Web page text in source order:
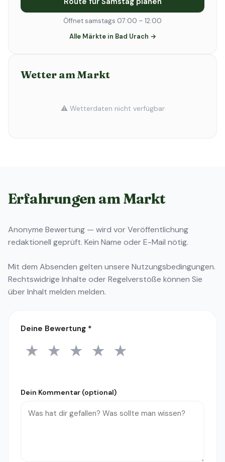
Öffnet samstags 07:00 – 12:00
Alle Märkte in Bad Urach →
Wetter am Markt
⚠️ Wetterdaten nicht verfügbar
Erfahrungen am Markt
Anonyme Bewertung — wird vor Veröffentlichung
redaktionell geprüft. Kein Name oder E-Mail nötig.
Mit dem Absenden gelten unsere Nutzungsbedingungen.
Rechtswidrige Inhalte oder Regelverstöße können Sie
überInhalt melden melden.
Deine Bewertung *
1 Stern
★ 2 Sterne
★ 3 Sterne
★ 4 Sterne
★ 5 Sterne
★
Dein Kommentar (optional)